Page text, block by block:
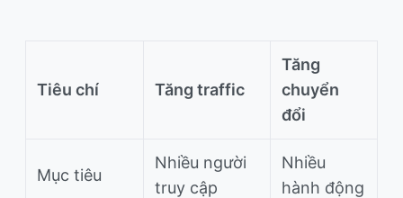
Tiêu chí Tăng traffic
Tăng
chuyển
đổi
Mục tiêu
Nhiều người
truy cập
Nhiều
hành động